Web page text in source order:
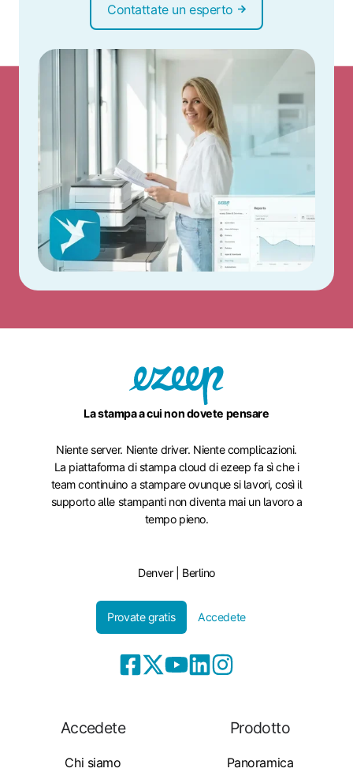
Contattate un esperto
La stampa a cui non dovete pensare
Niente server. Niente driver. Niente complicazioni.
La piattaforma di stampa cloud di ezeep fa sì che i
team continuino a stampare ovunque si lavori, così il
supporto alle stampanti non diventa mai un lavoro a
tempo pieno.
Denver | Berlino
Provate gratis Accedete
Accedete
Chi siamo
Prodotto
Panoramica